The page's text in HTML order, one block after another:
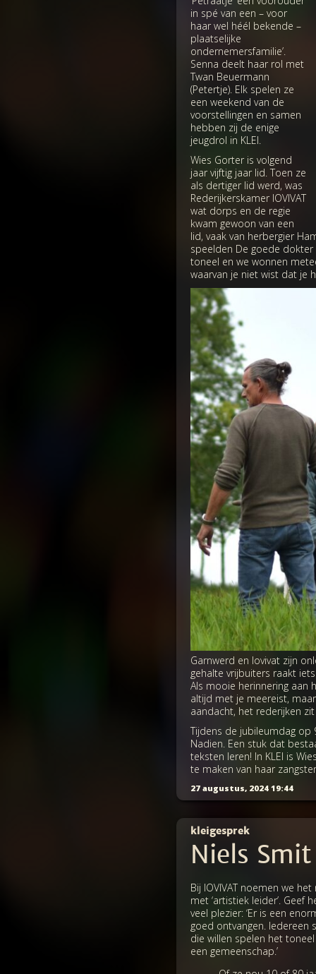
in spé van een – voor
haar wel héél bekende –
plaatselijke
ondernemersfamilie’.
Senna deelt haar rol met
Twan Beuermann
(Petertje). Elk spelen ze
een weekend van de
voorstellingen en samen
hebben zij de enige
jeugdrol in KLEI.
Wies Gorter is volgend
jaar vijftig jaar lid. Toen ze
als dertiger lid werd, was
Rederijkerskamer IOVIVAT
wat dorps en de regie
kwam gewoon van een
lid, vaak van herbergier
speelden De goede
toneel en we wonnen
waarvan je niet wist dat je
Garnwerd en Iovivat zijn
gehalte vrijbuiters raakt
Als mooie herinnering aan
altijd met je meereist,
aandacht, het rederijken
Tijdens de jubileumdag op
Nadien. Een stuk dat
teksten leren! In KLEI is
te maken van haar
27 augustus, 2024 19:44
kleigesprek
Niels
Bij IOVIVAT noemen we
met ‘artistiek leider’.
veel plezier: ‘Er is een
goed ontvangen. Iedereen
die willen spelen het
een gemeenschap.’